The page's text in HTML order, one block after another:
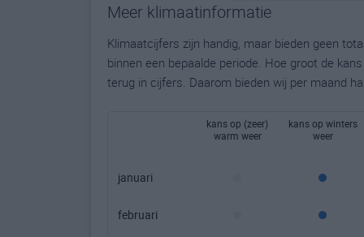
Meer klimaatinformatie
Klimaatcijfers zijn handig, maar bieden geen
binnen een bepaalde periode. Hoe groot de
terug in cijfers. Daarom bieden wij per maand
kans op (zeer)
warm weer
kans op winters
weer
januari
februari